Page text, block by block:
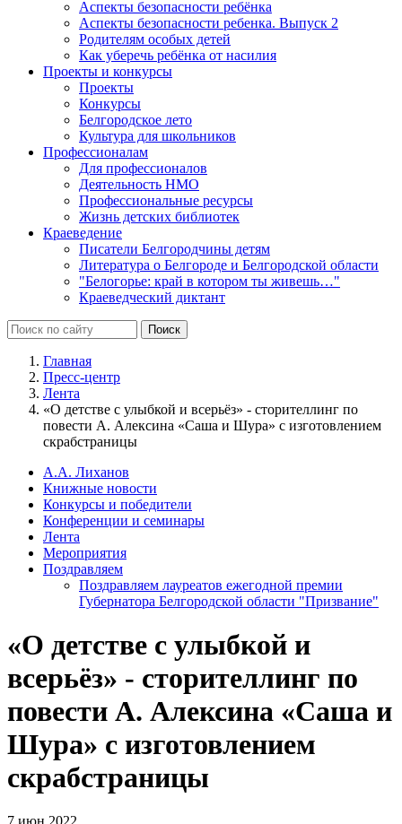
Аспекты безопасности ребёнка
Аспекты безопасности ребенка. Выпуск 2
Родителям особых детей
Как уберечь ребёнка от насилия
Проекты и конкурсы
Проекты
Конкурсы
Белгородское лето
Культура для школьников
Профессионалам
Для профессионалов
Деятельность НМО
Профессиональные ресурсы
Жизнь детских библиотек
Краеведение
Писатели Белгородчины детям
Литература о Белгороде и Белгородской области
"Белогорье: край в котором ты живешь…"
Краеведческий диктант
Главная
Пресс-центр
Лента
«О детстве с улыбкой и всерьёз» - сторителлинг по
повести А. Алексина «Саша и Шура» с изготовлением
скрабстраницы
А.А. Лиханов
Книжные новости
Конкурсы и победители
Конференции и семинары
Лента
Мероприятия
Поздравляем
Поздравляем лауреатов ежегодной премии
Губернатора Белгородской области "Призвание"
«О детстве с улыбкой и
всерьёз» - сторителлинг по
повести А. Алексина «Саша и
Шура» с изготовлением
скрабстраницы